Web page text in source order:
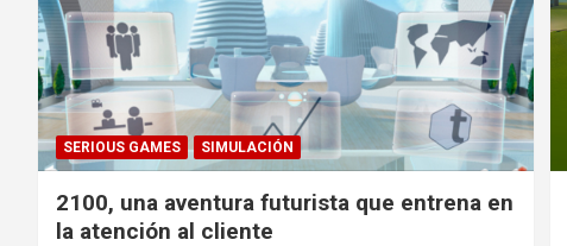
SERIOUS GAMES SIMULACIÓN
2100, una aventura futurista que entrena en
la atención al cliente